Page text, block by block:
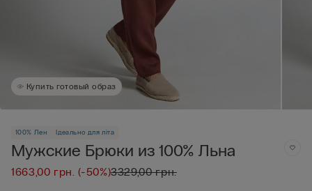
Купить готовый образ
100% Лен Ідеально для літа
Мужские Брюки из 100% Льна
1663,00 грн.(-50%)3329,00 грн.